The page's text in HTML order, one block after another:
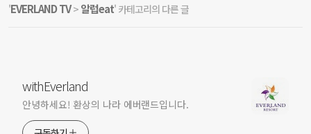
'EVERLAND TV> 알럽eat' 카테고리의 다른 글
withEverland
안녕하세요! 환상의 나라 에버랜드입니다.